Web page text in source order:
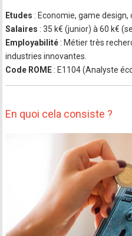
Etudes : Economie, game design,
Salaires : 35 k€ (junior) à 60 k€
Employabilité : Métier très
industries innovantes.
Code ROME : E1104 (Analyste
En quoi cela consiste ?